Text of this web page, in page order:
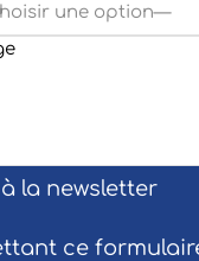
la newsletter
ce